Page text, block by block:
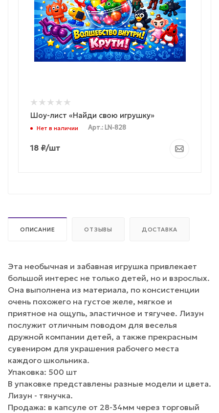
Шоу-лист «Найди свою игрушку»
Нет в наличии Арт.: LN-828
18 ₽/шт
ОПИСАНИЕ ОТЗЫВЫ ДОСТАВКА
Эта необычная и забавная игрушка привлекает
большой интерес не только детей, но и взрослых.
Она выполнена из материала, по консистенции
очень похожего на густое желе, мягкое и
приятное на ощупь, эластичное и тягучее. Лизун
послужит отличным поводом для веселья
дружной компании детей, а также прекрасным
сувениром для украшения рабочего места
каждого школьника.
Упаковка: 500 шт
В упаковке представлены разные модели и цвета.
Лизун - тянучка.
Продажа: в капсуле от 28-34мм через торговый